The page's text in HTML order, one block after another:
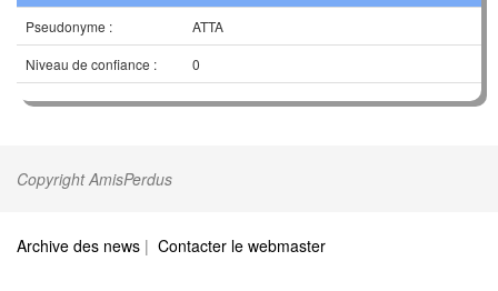
Pseudonyme :
ATTA
Niveau de confiance :
0
Copyright AmisPerdus
Archive des news | Contacter le webmaster